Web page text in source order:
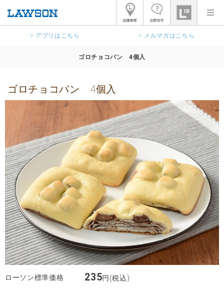
> アプリはこちら > メルマガはこちら
ゴロチョコパン 4個入
ゴロチョコパン 4個入
ローソン標準価格 235円(税込)